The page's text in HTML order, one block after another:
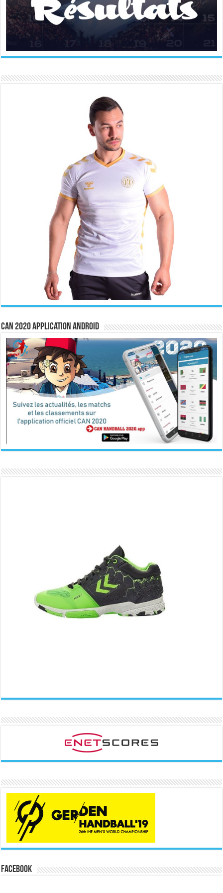
CAN 2020 Application Android
Facebook